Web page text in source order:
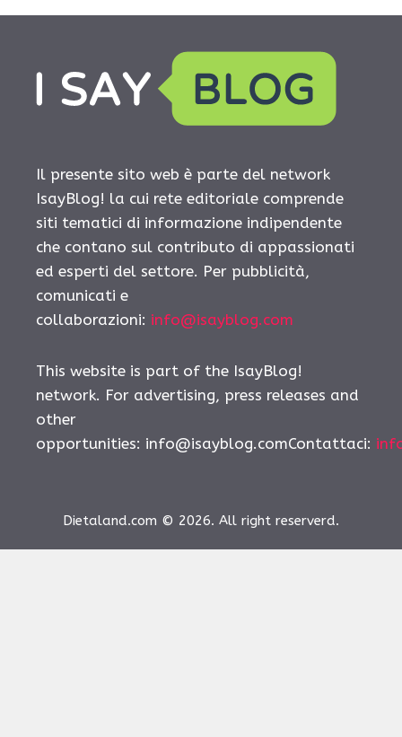
Il presente sito web è parte del network
IsayBlog! la cui rete editoriale comprende
siti tematici di informazione indipendente
che contano sul contributo di appassionati
ed esperti del settore. Per pubblicità,
comunicati e
collaborazioni: info@isayblog.com
This website is part of the IsayBlog!
network. For advertising, press releases and
other
opportunities: info@isayblog.comContattaci:
Dietaland.com © 2026. All right reserverd.